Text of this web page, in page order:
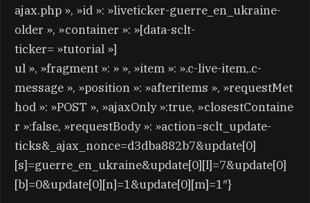
ajax.php », »id »: »liveticker-guerre_en_ukraine-
older », »container »: »[data-sclt-
ticker= »tutorial »]
ul », »fragment »: » », »item »: ».c-live-item,.c-
message », »position »: »afteritems », »requestMet
hod »: »POST », »ajaxOnly »:true, »closestContaine
r »:false, »requestBody »: »action=sclt_update-
ticks&_ajax_nonce=d3dba882b7&update[0]
[s]=guerre_en_ukraine&update[0][l]=7&update[0]
[b]=0&update[0][n]=1&update[0][m]=1″}